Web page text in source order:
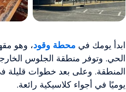
ابدأ يومك في محطة وقود، وهو
الحي. وتوفر منطقة الجلوس
المنطقة. وعلى بعد خطوات قليلة
يوميًا في أجواء كلاسيكية رائعة.